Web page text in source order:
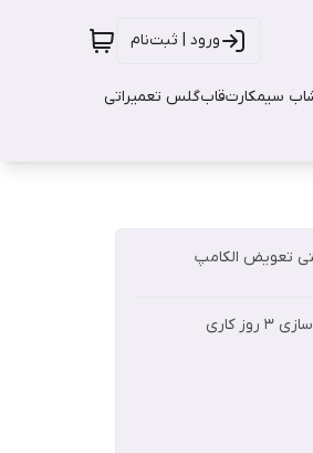
ورود | ثبت‌نام
سیمکارتقابگلس تعمیراتی
3 روز کاری